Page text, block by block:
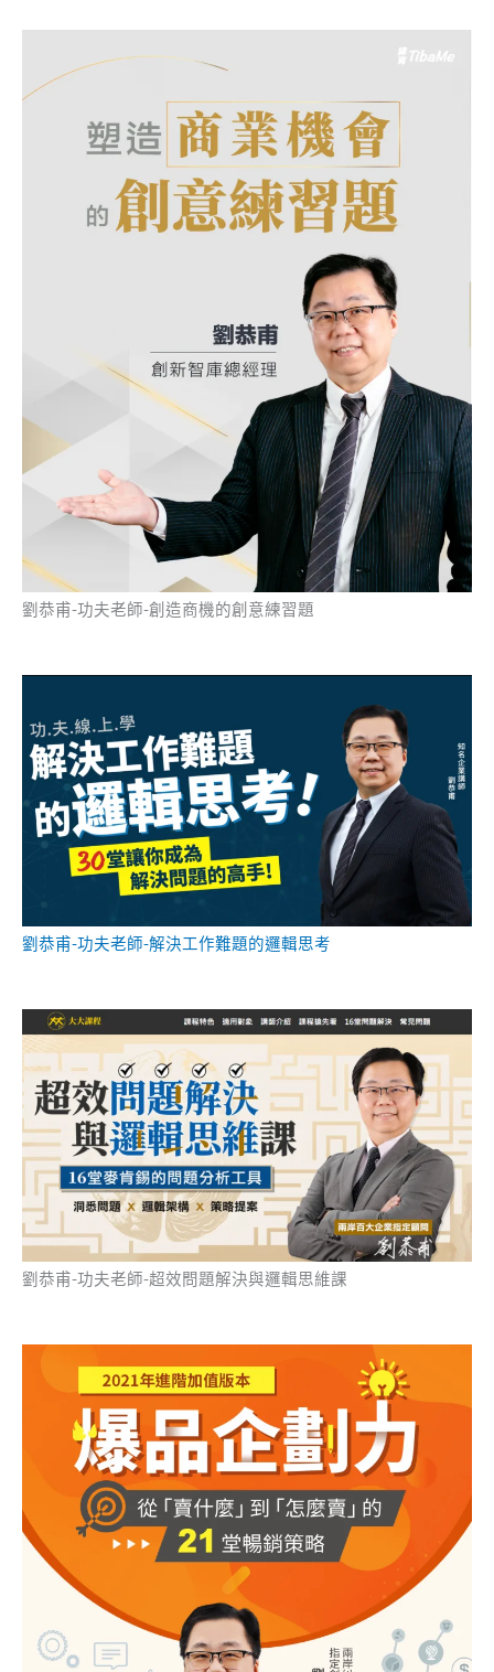
劉恭甫-功夫老師-創造商機的創意練習題
劉恭甫-功夫老師-解決工作難題的邏輯思考
劉恭甫-功夫老師-超效問題解決與邏輯思維課